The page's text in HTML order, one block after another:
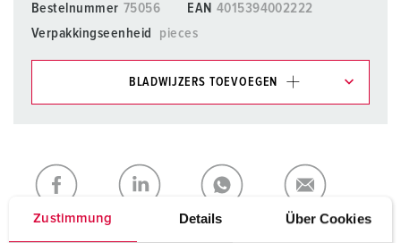
Zustimmung Details Über Cookies
Bestelnummer 75056 EAN 4015394002222
Verpakkingseenheid
pieces
BLADWIJZERS TOEVOEGEN
Mijn lijst TOEVOEGEN